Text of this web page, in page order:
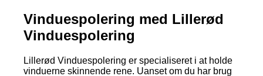
Vinduespolering med Lillerød
Vinduespolering
Lillerød Vinduespolering er specialiseret i at holde
vinduerne skinnende rene. Uanset om du har brug